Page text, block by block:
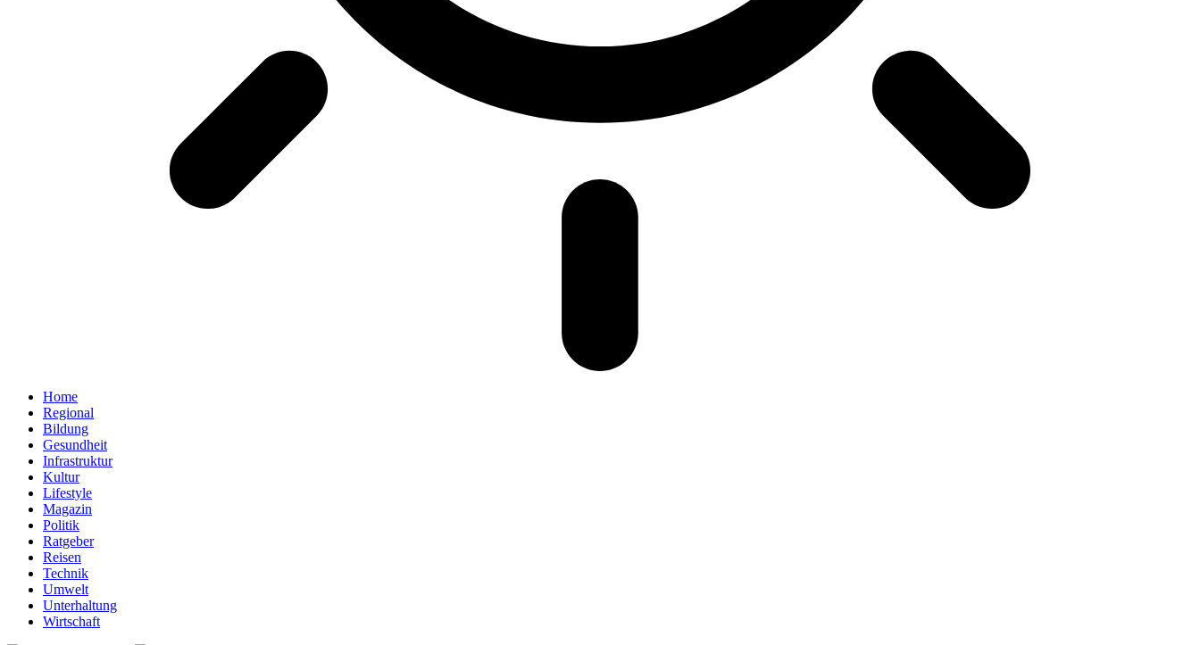
Home
Regional
Bildung
Gesundheit
Infrastruktur
Kultur
Lifestyle
Magazin
Politik
Ratgeber
Reisen
Technik
Umwelt
Unterhaltung
Wirtschaft